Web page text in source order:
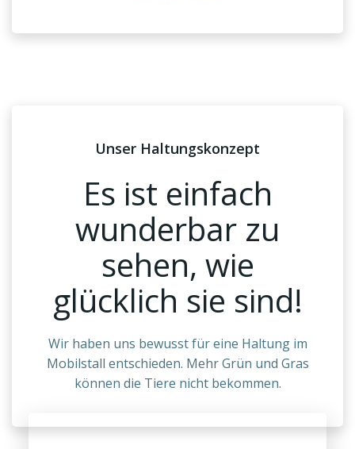
Unser Haltungskonzept
Es ist einfach
wunderbar zu
sehen, wie
glücklich sie sind!
Wir haben uns bewusst für eine Haltung im
Mobilstall entschieden. Mehr Grün und Gras
können die Tiere nicht bekommen.